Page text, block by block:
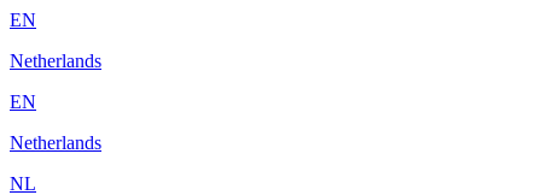
EN
Netherlands
EN
Netherlands
NL